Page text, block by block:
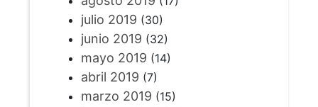
julio 2019 (30)
junio 2019 (32)
mayo 2019 (14)
abril 2019 (7)
marzo 2019 (15)